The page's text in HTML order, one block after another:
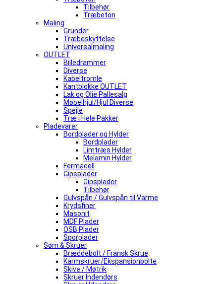
Tilbehør
Træbeton
Maling
Grunder
Træbeskyttelse
Universalmaling
OUTLET
Billedrammer
Diverse
Kabeltromle
Kantblokke OUTLET
Lak og Olie Pallesalg
Møbelhjul/Hjul Diverse
Spejle
Træ i Hele Pakker
Pladevarer
Bordplader og Hylder
Bordplader
Limtræs Hylder
Melamin Hylder
Fermacell
Gipsplader
Gipsplader
Tilbehør
Gulvspån / Gulvspån til Varme
Krydsfiner
Masonit
MDF Plader
OSB Plader
Sporplader
Søm & Skruer
Bræddebolt / Fransk Skrue
Karmskruer/Ekspansionbolte
Skive / Møtrik
Skruer Indendørs